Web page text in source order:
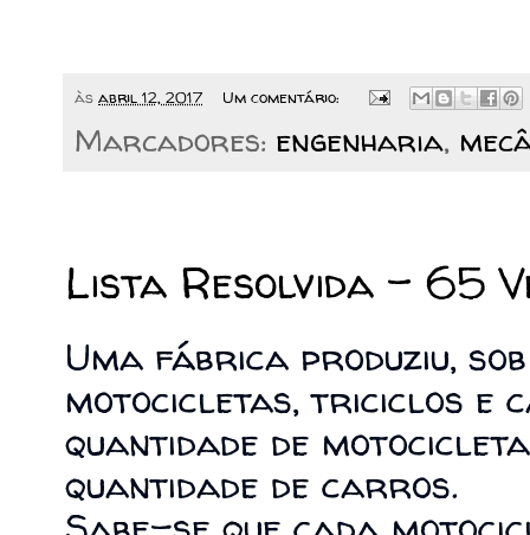
às abril 12, 2017 Um comentário:
Marcadores: engenharia,
Lista Resolvida - 65
Uma fábrica produziu,
motocicletas, triciclos e
quantidade de
quantidade de carros.